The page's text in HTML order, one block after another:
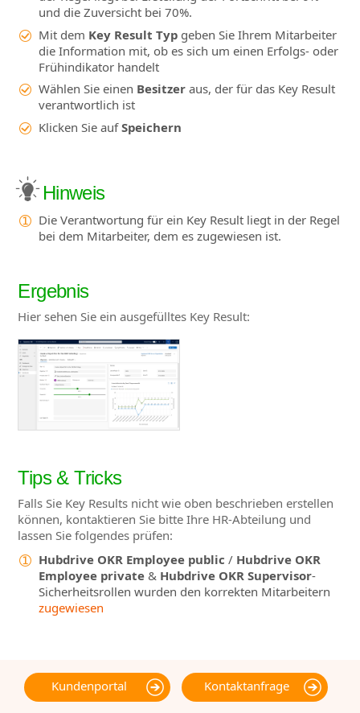
und die Zuversicht bei 70%.
Mit dem Key Result Typgeben Sie Ihrem Mitarbeiter
die Information mit, ob es sich um einen Erfolgs- oder
Frühindikator handelt
Wählen Sie einen Besitzer aus, der für das Key Result
verantwortlich ist
Klicken Sie aufSpeichern
Hinweis
Die Verantwortung für ein Key Result liegt in der Regel
bei dem Mitarbeiter, dem es zugewiesen ist.
Ergebnis
Hier sehen Sie ein ausgefülltes Key Result:
Tips & Tricks
Falls Sie Key Results nicht wie oben beschrieben erstellen
können, kontaktieren Sie bitte Ihre HR-Abteilung und
lassen Sie folgendes prüfen:
Hubdrive OKR Employee public / Hubdrive OKR
Employee private& Hubdrive OKR Supervisor-
Sicherheitsrollen wurden den korrekten Mitarbeitern
zugewiesen
Kundenportal Kontaktanfrage